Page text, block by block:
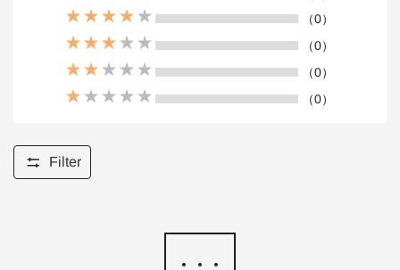
（0）
（0）
（0）
（0）
Filter